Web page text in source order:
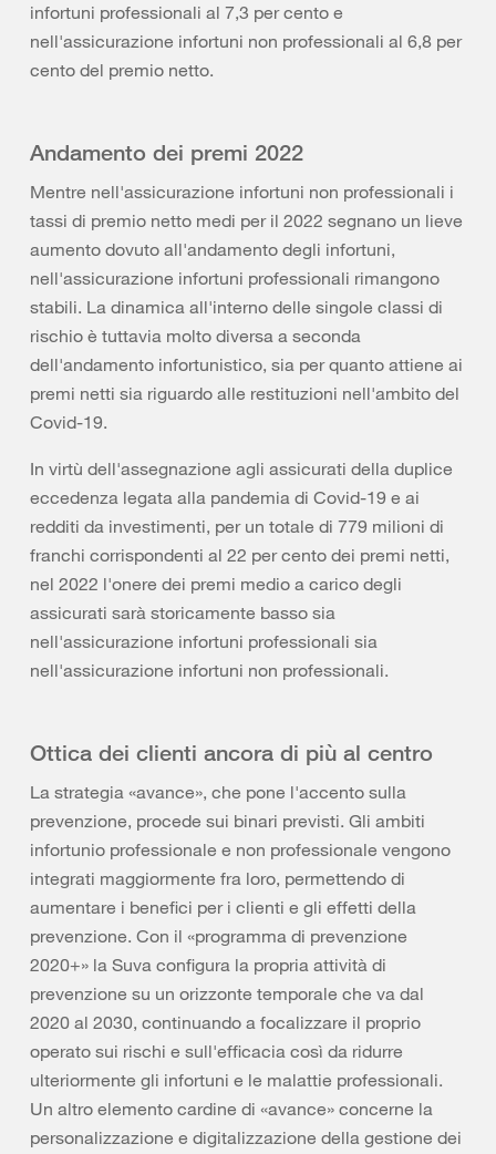
infortuni professionali al 7,3 per cento e
nell'assicurazione infortuni non professionali al 6,8 per
cento del premio netto.
Andamento dei premi 2022
Mentre nell'assicurazione infortuni non professionali i
tassi di premio netto medi per il 2022 segnano un lieve
aumento dovuto all'andamento degli infortuni,
nell'assicurazione infortuni professionali rimangono
stabili. La dinamica all'interno delle singole classi di
rischio è tuttavia molto diversa a seconda
dell'andamento infortunistico, sia per quanto attiene ai
premi netti sia riguardo alle restituzioni nell'ambito del
Covid-19.
In virtù dell'assegnazione agli assicurati della duplice
eccedenza legata alla pandemia di Covid-19 e ai
redditi da investimenti, per un totale di 779 milioni di
franchi corrispondenti al 22 per cento dei premi netti,
nel 2022 l'onere dei premi medio a carico degli
assicurati sarà storicamente basso sia
nell'assicurazione infortuni professionali sia
nell'assicurazione infortuni non professionali.
Ottica dei clienti ancora di più al centro
La strategia «avance», che pone l'accento sulla
prevenzione, procede sui binari previsti. Gli ambiti
infortunio professionale e non professionale vengono
integrati maggiormente fra loro, permettendo di
aumentare i benefici per i clienti e gli effetti della
prevenzione. Con il «programma di prevenzione
2020+» la Suva configura la propria attività di
prevenzione su un orizzonte temporale che va dal
2020 al 2030, continuando a focalizzare il proprio
operato sui rischi e sull'efficacia così da ridurre
ulteriormente gli infortuni e le malattie professionali.
Un altro elemento cardine di «avance» concerne la
personalizzazione e digitalizzazione della gestione dei